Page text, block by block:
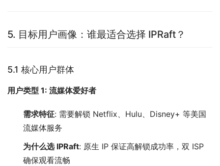
5. 目标用户画像：谁最适合选择 IPRaft？
5.1 核心用户群体
用户类型 1: 流媒体爱好者
需求特征: 需要解锁 Netflix、Hulu、Disney+ 等美国
流媒体服务
为什么选 IPRaft: 原生 IP 保证高解锁成功率，双 ISP
确保观看流畅